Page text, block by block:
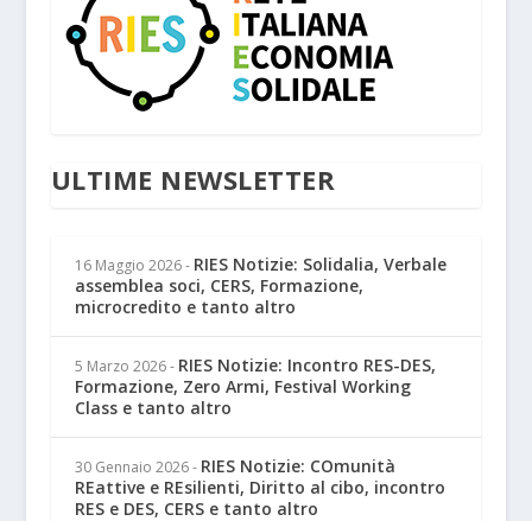
ULTIME NEWSLETTER
16 Maggio 2026 - RIES Notizie: Solidalia, Verbale
assemblea soci, CERS, Formazione,
microcredito e tanto altro
5 Marzo 2026 - RIES Notizie: Incontro RES-DES,
Formazione, Zero Armi, Festival Working
Class e tanto altro
30 Gennaio 2026 - RIES Notizie: COmunità
REattive e REsilienti, Diritto al cibo, incontro
RES e DES, CERS e tanto altro